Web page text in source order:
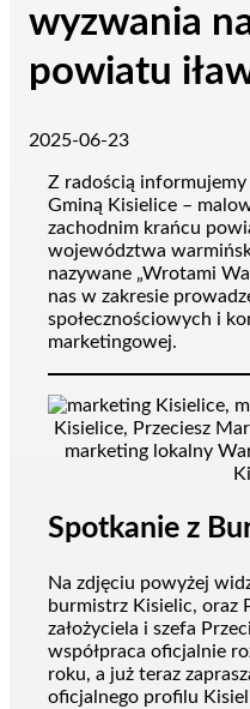
wyzwania
powiatu
2025-06-23
Z radością
Gminą Kisielice –
zachodnim krańcu
województwa
nazywane „Wrotami
nas w zakresie
społecznościowych i
marketingowej.
Spotkanie z
Na zdjęciu powyżej
burmistrz Kisielic, oraz
założyciela i szefa
współpraca oficjalnie
roku, a już teraz
oficjalnego profilu